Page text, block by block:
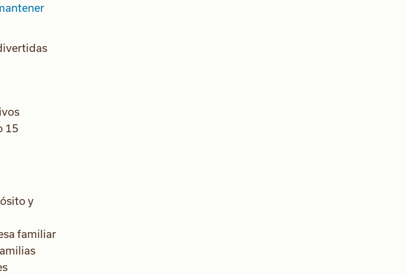
15
y
familiar